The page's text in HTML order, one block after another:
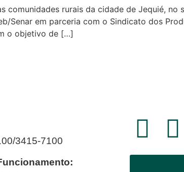
comunidades rurais da cidade de Jequié,
Senar em parceria com o Sindicato dos
o objetivo de […]
3415-7100